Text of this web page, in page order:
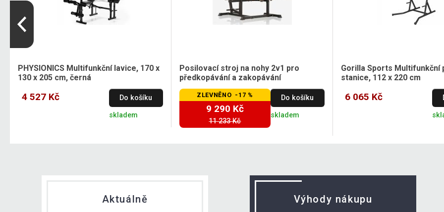
PHYSIONICS Multifunkční lavice, 170 x
130 x 205 cm, černá
4 527 Kč Do košíku
skladem
Posilovací stroj na nohy 2v1 pro
předkopávání a zakopávání
ZLEVNĚNO -17 %
9 290 Kč
11 233 Kč
Do košíku
skladem
Gorilla Sports Multifunkční
stanice, 112 x 220 cm
6 065 Kč
Aktuálně Výhody nákupu